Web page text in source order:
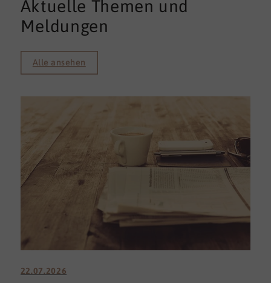
Aktuelle Themen und
Meldungen
Alle ansehen
22.07.2026